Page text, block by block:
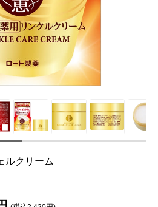
ルクリーム